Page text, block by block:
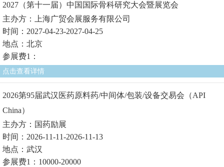
2027（第十一届）中国国际骨科研究大会暨展览会
主办方：上海广贸会展服务有限公司
时间：2027-04-23-2027-04-25
地点：北京
参展费1：
点击查看详情
2026第95届武汉医药原料药/中间体/包装/设备交易会（API
China）
主办方：国药励展
时间：2026-11-11-2026-11-13
地点：武汉
参展费1：10000-20000